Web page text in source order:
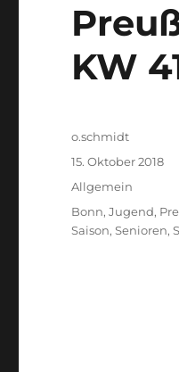
KW
Autor
o.schmidt
Veröffentlicht
am
15. Oktober 2018
Kategorien
Allgemein
Schlagwörter
Bonn,Jugend,
Saison,Senioren,